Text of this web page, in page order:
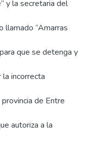
y la secretaria del
llamado “Amarras
que se detenga y
incorrecta
de Entre
autoriza a la